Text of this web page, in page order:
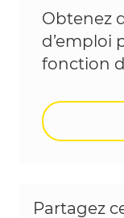
Obtenez
d’emploi
fonction
Partagez